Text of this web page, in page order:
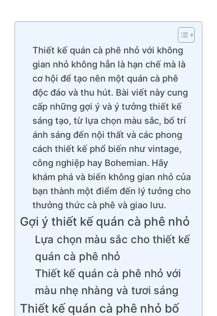
Thiết kế quán cà phê nhỏ với không
gian nhỏ không hẳn là hạn chế mà là
cơ hội để tạo nên một quán cà phê
độc đáo và thu hút. Bài viết này cung
cấp những gợi ý và ý tưởng thiết kế
sáng tạo, từ lựa chọn màu sắc, bố trí
ánh sáng đến nội thất và các phong
cách thiết kế phổ biến như vintage,
công nghiệp hay Bohemian. Hãy
khám phá và biến không gian nhỏ của
bạn thành một điểm đến lý tưởng cho
thưởng thức cà phê và giao lưu.
Gợi ý thiết kế quán cà phê nhỏ
Lựa chọn màu sắc cho thiết kế
quán cà phê nhỏ
Thiết kế quán cà phê nhỏ với
màu nhẹ nhàng và tươi sáng
Thiết kế quán cà phê nhỏ bố